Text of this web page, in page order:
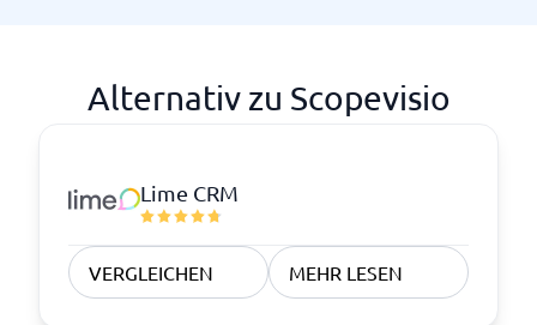
Alternativ zu Scopevisio
Lime CRM
VERGLEICHEN MEHR LESEN